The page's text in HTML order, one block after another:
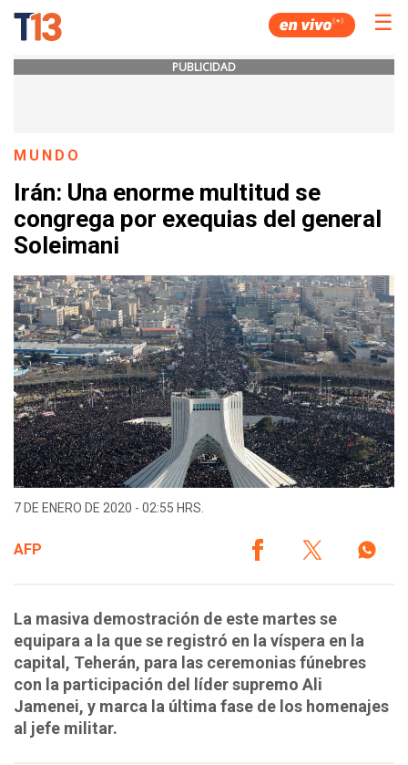
☰
PUBLICIDAD
MUNDO
Irán: Una enorme multitud se
congrega por exequias del general
Soleimani
7 DE ENERO DE 2020 - 02:55 HRS.
AFP
La masiva demostración de este martes se
equipara a la que se registró en la víspera en la
capital, Teherán, para las ceremonias fúnebres
con la participación del líder supremo Ali
Jamenei, y marca la última fase de los homenajes
al jefe militar.